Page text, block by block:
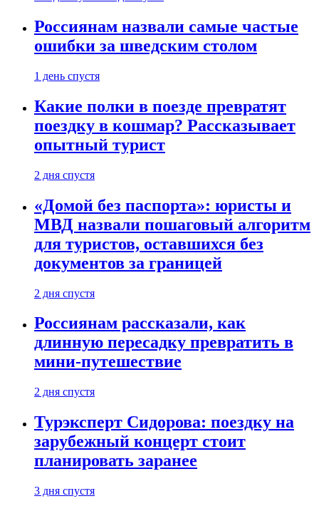
Россиянам назвали самые частые
ошибки за шведским столом
1 день спустя
Какие полки в поезде превратят
поездку в кошмар? Рассказывает
опытный турист
2 дня спустя
«Домой без паспорта»: юристы и
МВД назвали пошаговый алгоритм
для туристов, оставшихся без
документов за границей
2 дня спустя
Россиянам рассказали, как
длинную пересадку превратить в
мини-путешествие
2 дня спустя
Турэксперт Сидорова: поездку на
зарубежный концерт стоит
планировать заранее
3 дня спустя